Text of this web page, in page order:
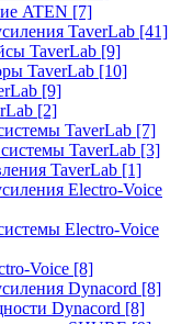
ATEN [7]
TaverLab [41]
TaverLab [9]
TaverLab [10]
[9]
[2]
TaverLab [7]
TaverLab [3]
TaverLab [1]
Electro-Voice
Electro-Voice
Voice [8]
Dynacord [8]
Dynacord [8]